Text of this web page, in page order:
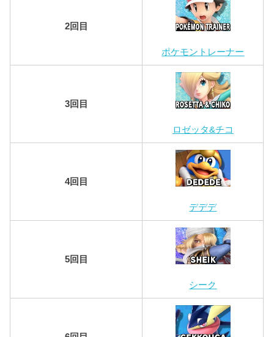
2回目
ポケモントレーナー
3回目
ロゼッタ&チコ
4回目
デデデ
5回目
シーク